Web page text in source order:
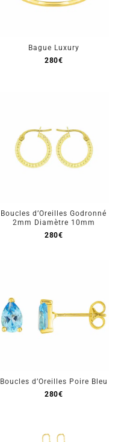
Bague Luxury
280€
Boucles d’Oreilles Godronné
2mm Diamètre 10mm
280€
Boucles d’Oreilles Poire Bleu
280€